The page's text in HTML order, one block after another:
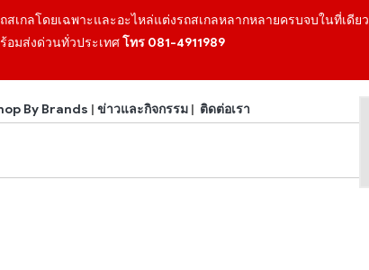
สเกลโดยเฉพาะและอะไหล่แต่งรถสเกลหลากหลายครบจบในที่เดียว
มส่งด่วนทั่วประเทศโทร 081-4911989
By Brands | ข่าวและกิจกรรม| ติดต่อเรา